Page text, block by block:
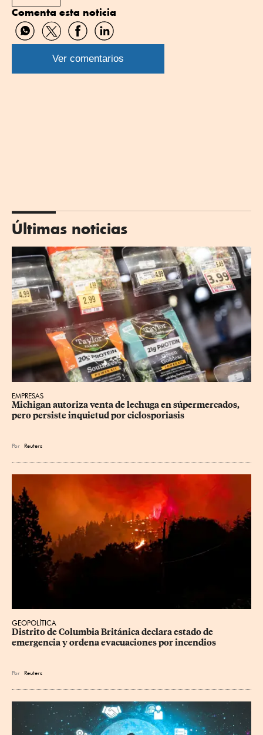
Comenta esta noticia
Compartir
por
WhatsApp
Compartir
por
Twitter
Compartir
por
Facebook
Compartir
por
Linkedin
Ver comentarios
Últimas noticias
EMPRESAS
Michigan autoriza venta de lechuga en súpermercados,
pero persiste inquietud por ciclosporiasis
Por Reuters
GEOPOLÍTICA
Distrito de Columbia Británica declara estado de
emergencia y ordena evacuaciones por incendios
Por Reuters